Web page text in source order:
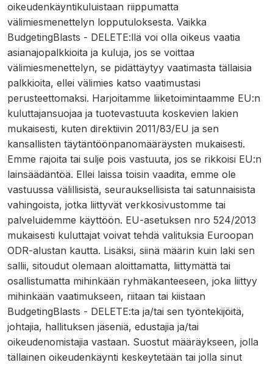
oikeudenkäyntikuluistaan riippumatta
välimiesmenettelyn lopputuloksesta. Vaikka
BudgetingBlasts - DELETE:llä voi olla oikeus vaatia
asianajopalkkioita ja kuluja, jos se voittaa
välimiesmenettelyn, se pidättäytyy vaatimasta tällaisia
palkkioita, ellei välimies katso vaatimustasi
perusteettomaksi. Harjoitamme liiketoimintaamme EU:n
kuluttajansuojaa ja tuotevastuuta koskevien lakien
mukaisesti, kuten direktiivin 2011/83/EU ja sen
kansallisten täytäntöönpanomääräysten mukaisesti.
Emme rajoita tai sulje pois vastuuta, jos se rikkoisi EU:n
lainsäädäntöä. Ellei laissa toisin vaadita, emme ole
vastuussa välillisistä, seurauksellisista tai satunnaisista
vahingoista, jotka liittyvät verkkosivustomme tai
palveluidemme käyttöön. EU-asetuksen nro 524/2013
mukaisesti kuluttajat voivat tehdä valituksia Euroopan
ODR-alustan kautta. Lisäksi, siinä määrin kuin laki sen
sallii, sitoudut olemaan aloittamatta, liittymättä tai
osallistumatta mihinkään ryhmäkanteeseen, joka liittyy
mihinkään vaatimukseen, riitaan tai kiistaan
BudgetingBlasts - DELETE:ta ja/tai sen työntekijöitä,
johtajia, hallituksen jäseniä, edustajia ja/tai
oikeudenomistajia vastaan. Suostut määräykseen, jolla
tällainen oikeudenkäynti keskeytetään tai jolla sinut